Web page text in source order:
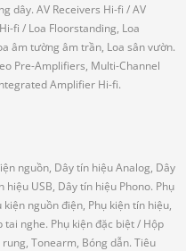
dây. AV Receivers Hi-fi / AV
fi / Loa Floorstanding, Loa
âm tường âm trần, Loa sân vườn.
Pre-Amplifiers, Multi-Channel
Amplifier Hi-fi.
nguồn, Dây tín hiệu Analog, Dây
USB, Dây tín hiệu Phono. Phụ
kiện nguồn điện, Phụ kiện tín hiệu,
tai nghe. Phụ kiện đặc biệt/ Hộp
Tonearm, Bóng dẫn. Tiêu